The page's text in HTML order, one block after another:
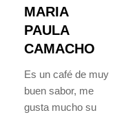
MARIA
PAULA
CAMACHO
Es un café de muy
buen sabor, me
gusta mucho su